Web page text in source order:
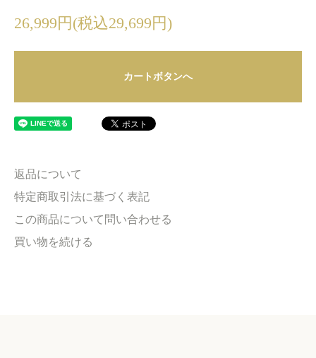
26,999円(税込29,699円)
カートボタンへ
返品について
特定商取引法に基づく表記
この商品について問い合わせる
買い物を続ける